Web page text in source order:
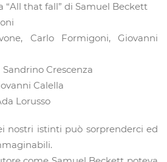
“All that fall” di Samuel Beckett
Carlo Formigoni, Giovanni
Crescenza
Calella
Lorusso
nostri istinti può sorprenderci ed